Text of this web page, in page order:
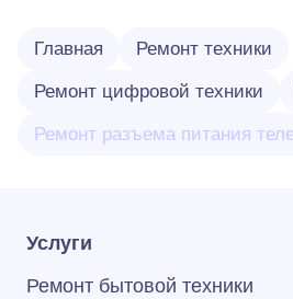
Главная Ремонт техники
Ремонт цифровой техники
Ремонт разъема питания
Услуги
Ремонт бытовой техники